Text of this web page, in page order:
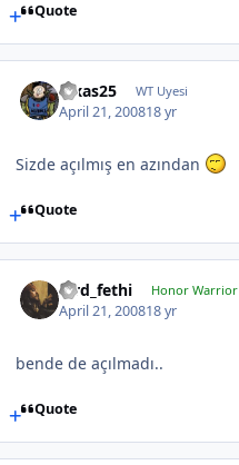
Quote
luxas25 WT Uyesi
April 21, 200818 yr
Sizde açılmış en azından
Quote
lord_fethi Honor Warrior
April 21, 200818 yr
bende de açılmadı..
Quote